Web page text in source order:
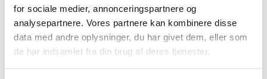
for sociale medier, annonceringspartnere og
analysepartnere. Vores partnere kan kombinere disse
data med andre oplysninger, du har givet dem, eller som
de har indsamlet fra din brug af deres tjenester.
Nyhedsbrev